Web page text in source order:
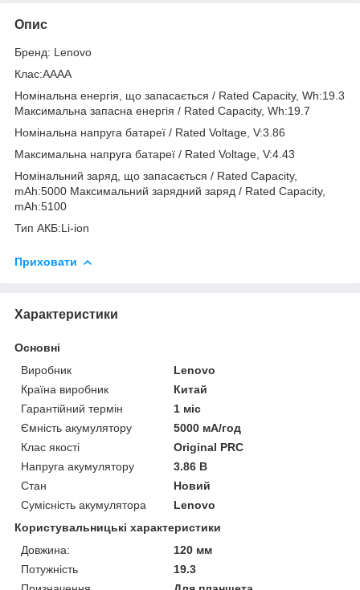
Опис
Бренд: Lenovo
Клас:AAAA
Номінальна енергія, що запасається / Rated Capacity, Wh:19.3
Максимальна запасна енергія / Rated Capacity, Wh:19.7
Номінальна напруга батареї / Rated Voltage, V:3.86
Максимальна напруга батареї / Rated Voltage, V:4.43
Номінальний заряд, що запасається / Rated Capacity,
mAh:5000 Максимальний зарядний заряд / Rated Capacity,
mAh:5100
Тип АКБ:Li-ion
Приховати
Характеристики
Основні
Виробник
Lenovo
Країна виробник
Китай
Гарантійний термін
1 міс
Ємність акумулятору
5000 мА/год
Клас якості
Original PRC
Напруга акумулятору
3.86 В
Стан
Новий
Сумісність акумулятора
Lenovo
Користувальницькі характеристики
Довжина:
120 мм
Потужність
19.3